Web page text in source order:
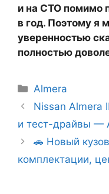
и на СТО помимо
в год. Поэтому я
уверенностью
полностью
Рубрики
Almera
Навигация
Nissan Almera
и тест-драйвы —
🚗 Новый
комплектации,